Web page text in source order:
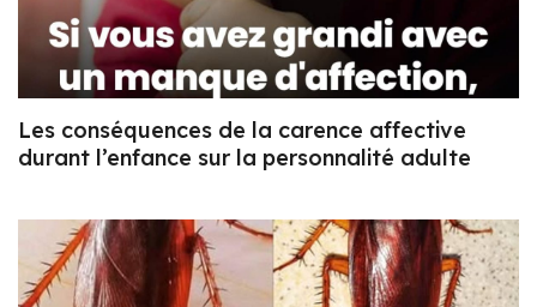
Les conséquences de la carence affective
durant l’enfance sur la personnalité adulte